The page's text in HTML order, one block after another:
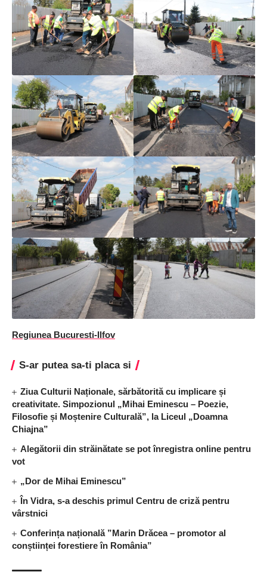
Regiunea Bucuresti-Ilfov
S-ar putea sa-ti placa si
Ziua Culturii Naționale, sărbătorită cu implicare și
creativitate. Simpozionul „Mihai Eminescu – Poezie,
Filosofie și Moștenire Culturală”, la Liceul „Doamna
Chiajna”
Alegătorii din străinătate se pot înregistra online pentru
vot
„Dor de Mihai Eminescu”
În Vidra, s-a deschis primul Centru de criză pentru
vârstnici
Conferința națională ”Marin Drăcea – promotor al
conștiinței forestiere în România”